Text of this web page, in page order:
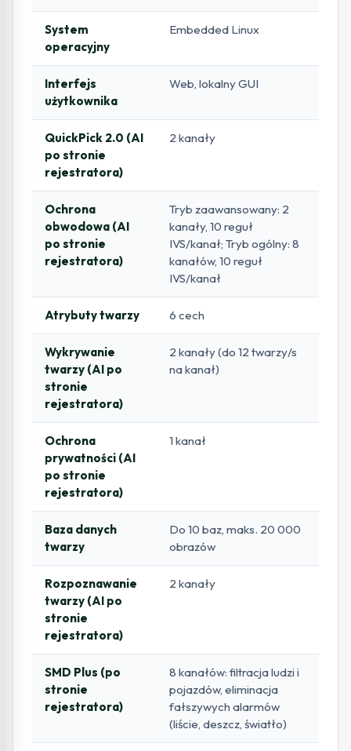
System
operacyjny
Embedded Linux
Interfejs
użytkownika
Web, lokalny GUI
QuickPick 2.0 (AI
po stronie
rejestratora)
2 kanały
Ochrona
obwodowa (AI
po stronie
rejestratora)
Tryb zaawansowany: 2
kanały, 10 reguł
IVS/kanał; Tryb ogólny: 8
kanałów, 10 reguł
IVS/kanał
Atrybuty twarzy 6 cech
Wykrywanie
twarzy (AI po
stronie
rejestratora)
2 kanały (do 12 twarzy/s
na kanał)
Ochrona
prywatności (AI
po stronie
rejestratora)
1 kanał
Baza danych
twarzy
Do 10 baz, maks. 20 000
obrazów
Rozpoznawanie
twarzy (AI po
stronie
rejestratora)
2 kanały
SMD Plus (po
stronie
rejestratora)
8 kanałów: filtracja ludzi i
pojazdów, eliminacja
fałszywych alarmów
(liście, deszcz, światło)